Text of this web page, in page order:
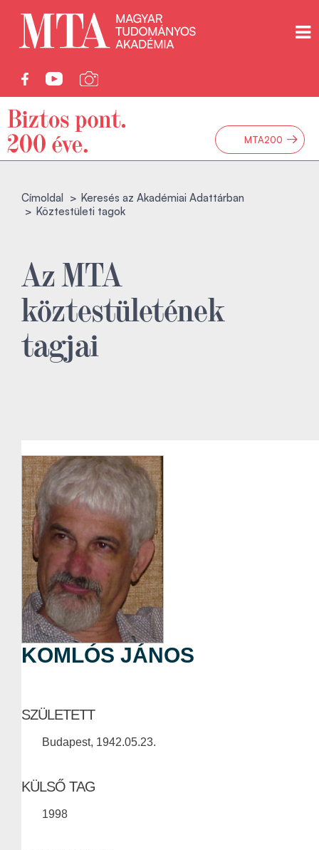
MTA200 →
Címoldal
Keresés az Akadémiai Adattárban
Köztestületi tagok
Az MTA
köztestületének
tagjai
KOMLÓS JÁNOS
SZÜLETETT
Budapest, 1942.05.23.
KÜLSŐ TAG
1998